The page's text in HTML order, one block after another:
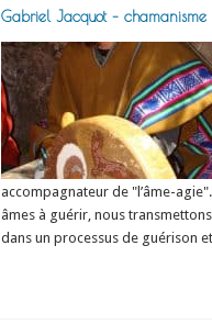
Gabriel Jacquot –
accompagnateur de "l’âme-
âmes à guérir, nous
dans un processus de guérison